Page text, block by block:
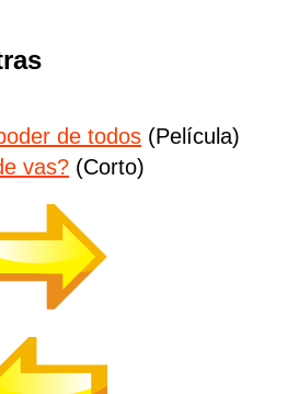
de todos(Película)
vas?(Corto)